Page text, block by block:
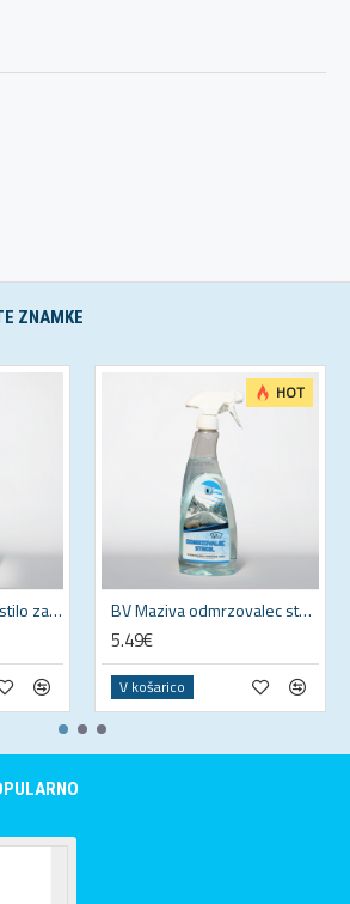
ZNAMKE
BV Lumina zimsko čistilo za vetrobransko steklo 5L -30°C
HOT
BV Maziva odmrzovalec stekel (500 ml)
5.49€
V košarico